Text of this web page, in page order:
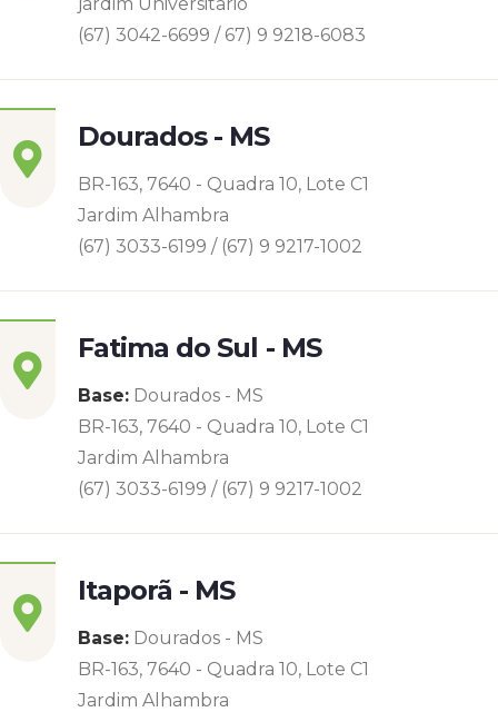
(67) 3042-6699 / 67) 9 9218-6083
Dourados - MS
BR-163, 7640 - Quadra 10, Lote C1
Jardim Alhambra
(67) 3033-6199 / (67) 9 9217-1002
Fatima do Sul - MS
Base: Dourados - MS
BR-163, 7640 - Quadra 10, Lote C1
Jardim Alhambra
(67) 3033-6199 / (67) 9 9217-1002
Itaporã - MS
Base: Dourados - MS
BR-163, 7640 - Quadra 10, Lote C1
Jardim Alhambra